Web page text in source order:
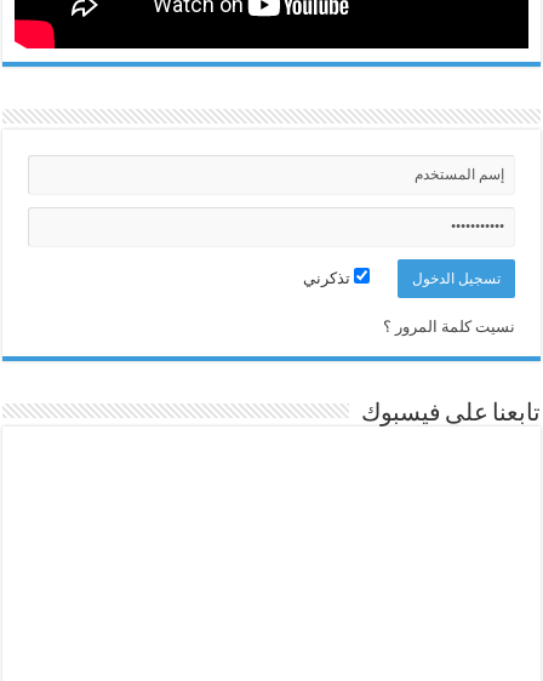
تذكرني
نسيت كلمة المرور ؟
تابعنا على فيسبوك